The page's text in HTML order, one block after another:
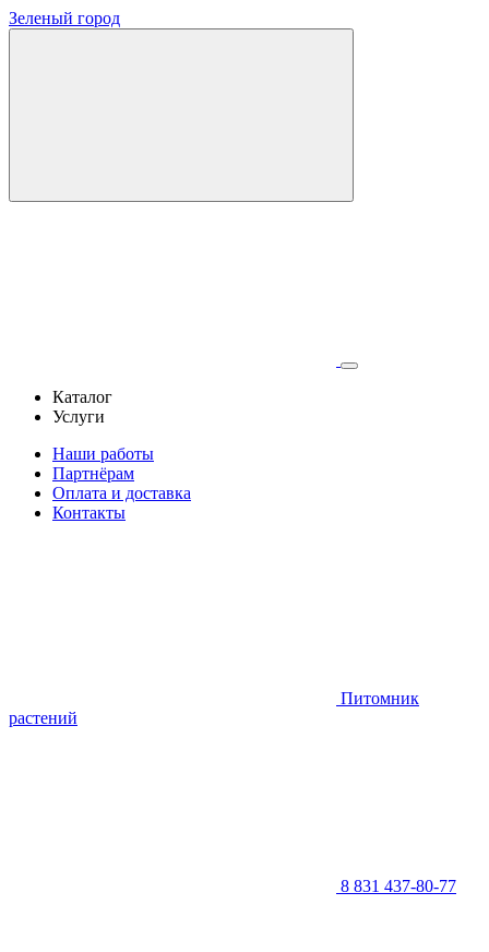
Зеленый город
Каталог
Услуги
Наши работы
Партнёрам
Оплата и доставка
Контакты
Питомник
растений
8 831 437-80-77